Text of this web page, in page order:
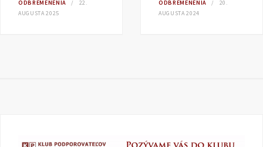
ODBREMENENIA
22.
AUGUSTA 2025
ODBREMENENIA
20.
AUGUSTA 2024